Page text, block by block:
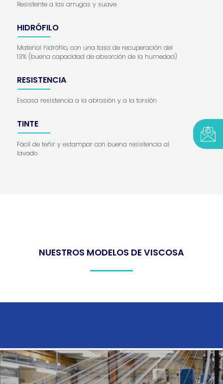
Resistente a las arrugas y suave
HIDRÓFILO
Material hidrófilo, con una tasa de recuperación del
13% (buena capacidad de absorción de la humedad)
RESISTENCIA
Escasa resistencia a la abrasión y a la torsión
TINTE
Fácil de teñir y estampar con buena resistencia al
lavado
NUESTROS MODELOS DE VISCOSA